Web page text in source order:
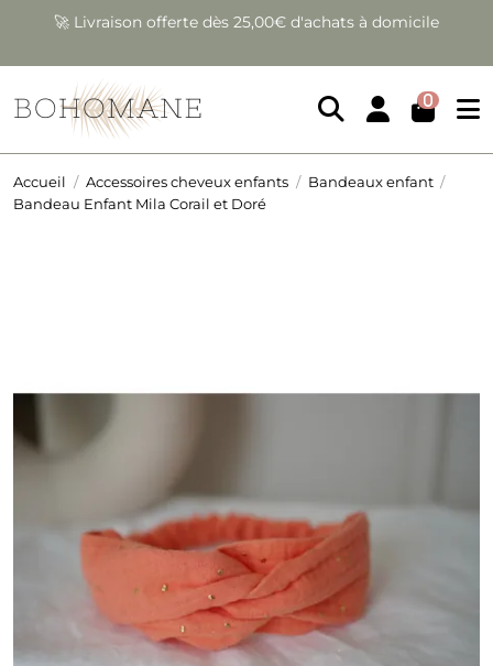
❤️ Garantie satisfait ou remboursé sous 14 jours
0
Accueil Accessoires cheveux enfants
Bandeaux enfant
Bandeau Enfant Mila Corail et Doré